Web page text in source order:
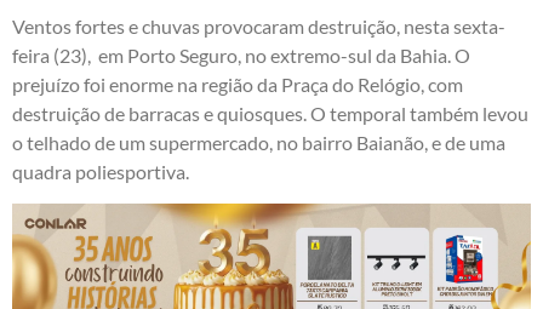
Ventos fortes e chuvas provocaram destruição, nesta sexta-
feira (23), em Porto Seguro, no extremo-sul da Bahia. O
prejuízo foi enorme na região da Praça do Relógio, com
destruição de barracas e quiosques. O temporal também levou
o telhado de um supermercado, no bairro Baianão, e de uma
quadra poliesportiva.